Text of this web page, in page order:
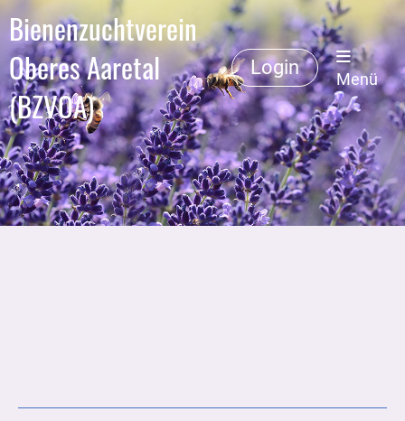
Bienenzuchtverein
Oberes Aaretal
(BZVOA)
Login
Menü